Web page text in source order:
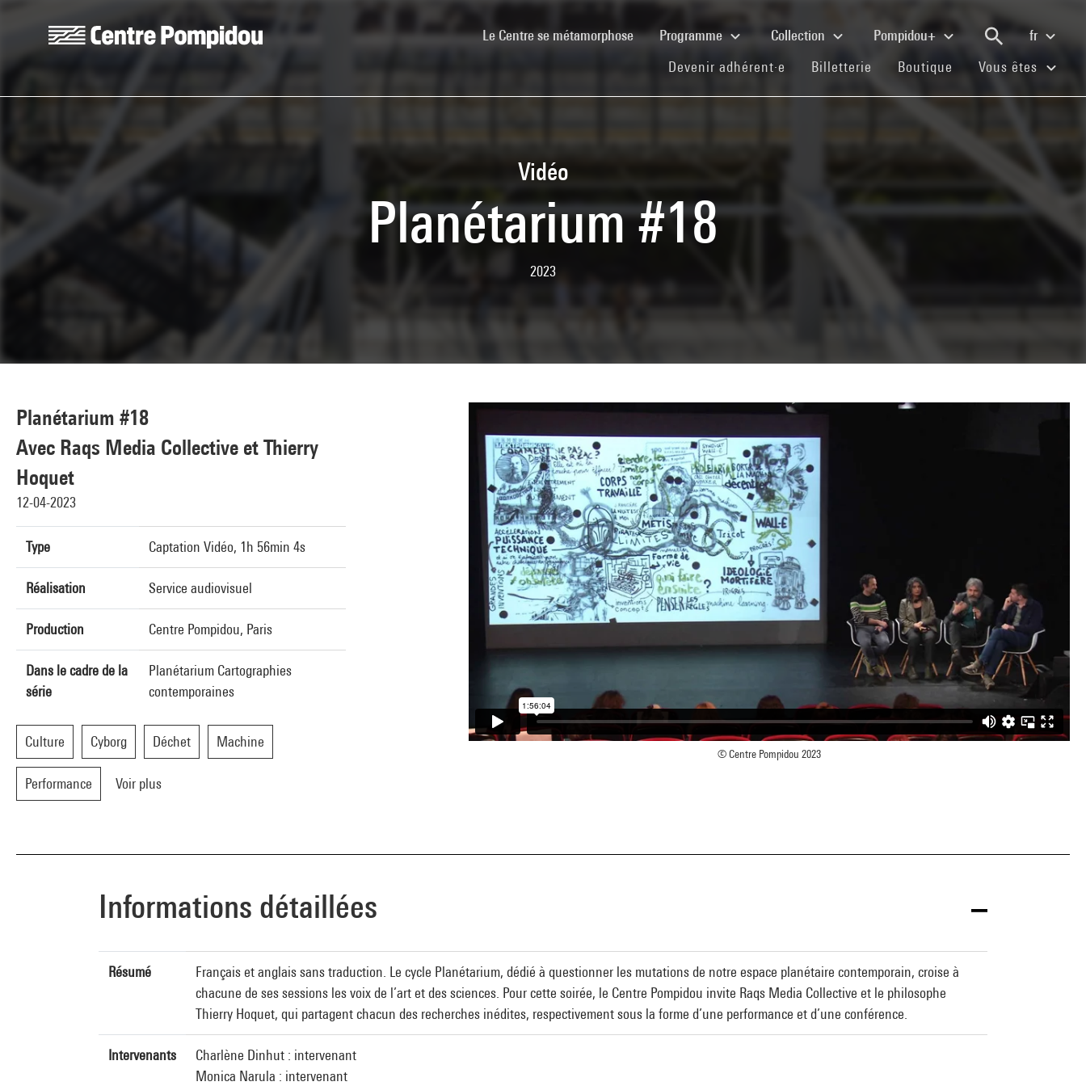
Le Centre se métamorphose(current)Programme Collection Pompidou+
fr
Devenir adhérent·e (current)
Billetterie (current)
Boutique (current)
Vous êtes
Vidéo
Planétarium #18
2023
Planétarium #18
Avec Raqs Media Collective et Thierry
Hoquet
12-04-2023
Type Captation Vidéo, 1h 56min 4s
Réalisation Service audiovisuel
Production Centre Pompidou, Paris
Dans le cadre de la
série
Planétarium Cartographies
contemporaines
Culture Cyborg Déchet Machine
Performance Voir plus
© Centre Pompidou 2023
Informations détaillées
Résumé
Français et anglais sans traduction. Le cycle Planétarium, dédié à questionner les mutations de notre espace planétaire contemporain, croise à
chacune de ses sessions les voix de l’art et des sciences. Pour cette soirée, le Centre Pompidou invite Raqs Media Collective et le philosophe
Thierry Hoquet, qui partagent chacun des recherches inédites, respectivement sous la forme d’une performance et d’une conférence.
Intervenants
Charlène Dinhut : intervenant
Monica Narula : intervenant